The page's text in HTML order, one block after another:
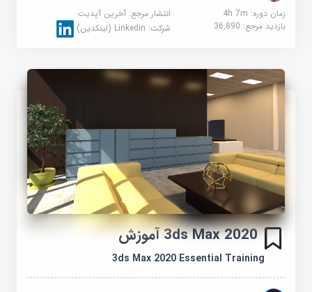
زمان دوره: 4h 7m
انتشار مرجع:آخرین آپدیت
بازدید مرجع:36,890 شرکت:Linkedin (لینکدین)
3ds Max 2020 آموزش
3ds Max 2020 Essential Training